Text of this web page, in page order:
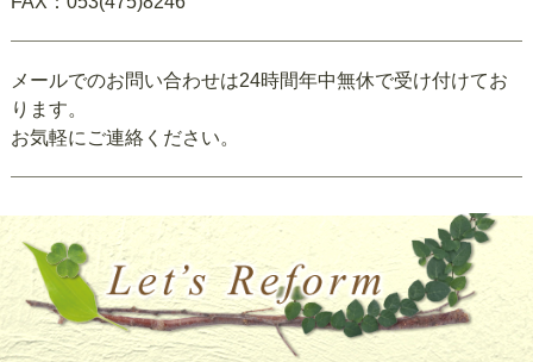
メールでのお問い合わせは24時間年中無休で受け付けてお
ります。
お気軽にご連絡ください。